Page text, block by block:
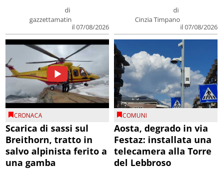
di
gazzettamatin
il 07/08/2026
di
Cinzia Timpano
il 07/08/2026
CRONACA
Scarica di sassi sul
Breithorn, tratto in
salvo alpinista ferito a
una gamba
COMUNI
Aosta, degrado in via
Festaz: installata una
telecamera alla Torre
del Lebbroso